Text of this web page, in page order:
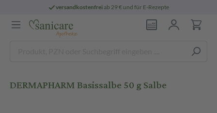
versandkostenfreiab 29 € und für E-Rezepte
DERMAPHARM Basissalbe 50 g Salbe